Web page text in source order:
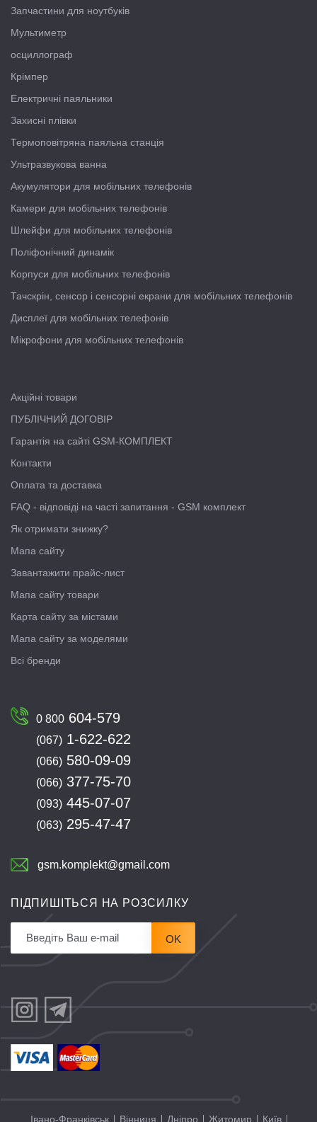
Запчастини для ноутбуків
Мультиметр
осциллограф
Крімпер
Електричні паяльники
Захисні плівки
Термоповітряна паяльна станція
Ультразвукова ванна
Акумулятори для мобільних телефонів
Камери для мобільних телефонів
Шлейфи для мобільних телефонів
Поліфонічний динамік
Корпуси для мобільних телефонів
Тачскрін, сенсор і сенсорні екрани для мобільних телефонів
Дисплеї для мобільних телефонів
Мікрофони для мобільних телефонів
Акційні товари
ПУБЛІЧНИЙ ДОГОВІР
Гарантія на сайті GSM-КОМПЛЕКТ
Контакти
Оплата та доставка
FAQ - відповіді на часті запитання - GSM комплект
Як отримати знижку?
Мапа сайту
Завантажити прайс-лист
Мапа сайту товари
Карта сайту за містами
Мапа сайту за моделями
Всі бренди
0 800 604-579
(067) 1-622-622
(066) 580-09-09
(066) 377-75-70
(093) 445-07-07
(063) 295-47-47
gsm.komplekt@gmail.com
ПІДПИШІТЬСЯ НА РОЗСИЛКУ
OK
Івано-Франківськ Вінниця Дніпро Житомир Київ